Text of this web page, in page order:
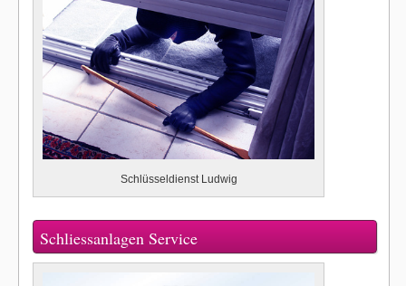
Schlüsseldienst Ludwig
Schliessanlagen Service